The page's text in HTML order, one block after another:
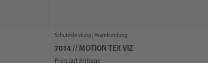
Schutzkleidung | Warnkleidung
7014 // MOTION TEX VIZ
Preis auf Anfrage